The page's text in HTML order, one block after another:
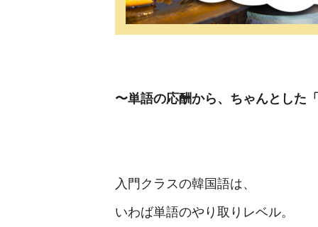
〜単語の応酬から、ちゃんとした
入門クラスの韓国語は、
いわば単語のやり取りレベル。